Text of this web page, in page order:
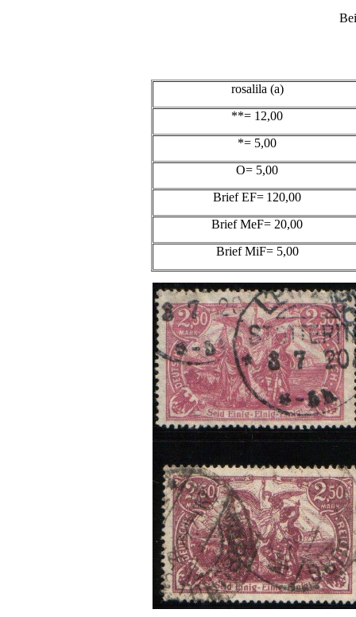
rosalila (a)
**= 12,00
*= 5,00
O= 5,00
Brief EF= 120,00
Brief MeF= 20,00
Brief MiF= 5,00